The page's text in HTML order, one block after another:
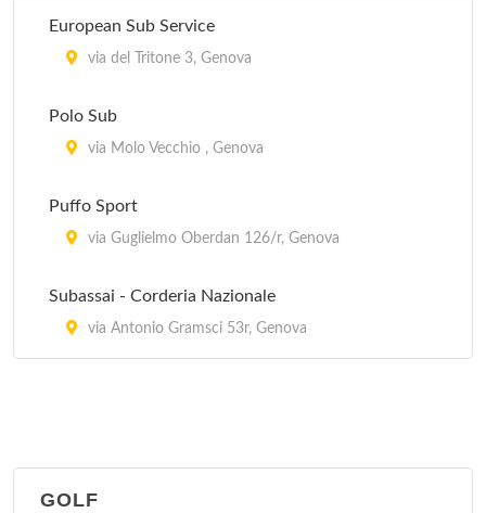
European Sub Service
via del Tritone 3, Genova
Polo Sub
via Molo Vecchio , Genova
Puffo Sport
via Guglielmo Oberdan 126/r, Genova
Subassai - Corderia Nazionale
via Antonio Gramsci 53r, Genova
GOLF